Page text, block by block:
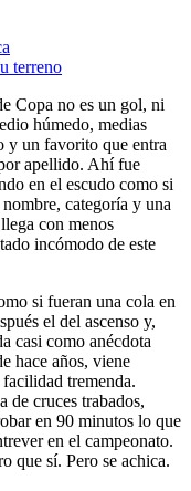
terreno
Copa no es un gol, ni
húmedo, medias
y un favorito que entra
apellido. Ahí fue
en el escudo como si
categoría y una
con menos
incómodo de este
si fueran una cola en
el del ascenso y,
casi como anécdota
hace años, viene
tremenda.
de cruces trabados,
en 90 minutos lo que
en el campeonato.
que sí. Pero se achica.